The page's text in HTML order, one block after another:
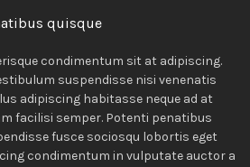
quisque
condimentum sit at adipiscing.
suspendisse nisi venenatis
adipiscing habitasse neque ad at
facilisi semper. Potenti penatibus
fusce sociosqu lobortis eget
condimentum in vulputate auctor a